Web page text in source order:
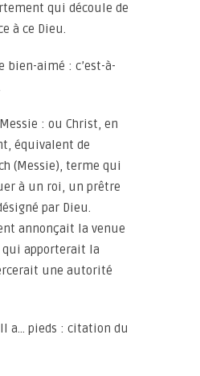
qui découle de
à ce Dieu.
aimé : c’est-à-
: ou Christ, en
équivalent de
(Messie), terme qui
à un roi, un prêtre
par Dieu.
annonçait la venue
qui apporterait la
une autorité
: citation du